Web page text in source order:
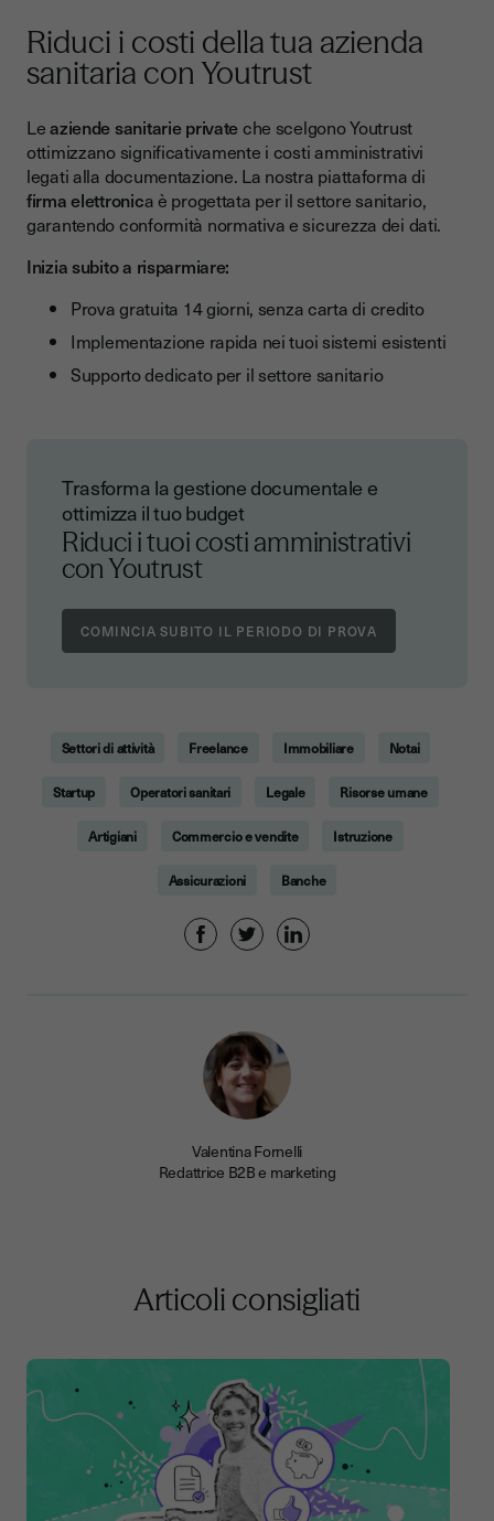
Riduci i costi della tua azienda
sanitaria con Youtrust
Leaziende sanitarie privateche scelgono Youtrust
ottimizzano significativamente i costi amministrativi
legati alla documentazione. La nostra piattaforma di
firma elettronica è progettata per il settore sanitario,
garantendo conformità normativa e sicurezza dei dati.
Inizia subito a risparmiare:
Prova gratuita 14 giorni, senza carta di credito
Implementazione rapida nei tuoi sistemi esistenti
Supporto dedicato per il settore sanitario
Trasforma la gestione documentale e
ottimizza il tuo budget
Riduci i tuoi costi amministrativi
con Youtrust
Settori di attività Freelance Immobiliare Notai
Startup Operatori sanitari Legale Risorse umane
Artigiani Commercio e vendite Istruzione
Assicurazioni Banche
Valentina Fornelli
Redattrice B2B e marketing
Articoli consigliati